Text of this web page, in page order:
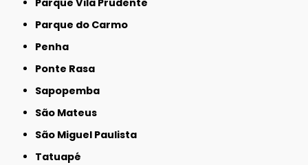
Parque Vila Prudente
Parque do Carmo
Penha
Ponte Rasa
Sapopemba
São Mateus
São Miguel Paulista
Tatuapé